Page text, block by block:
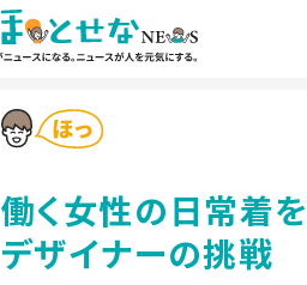
働く女性の日常着
デザイナーの挑戦